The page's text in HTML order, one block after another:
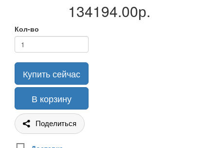
134194.00р.
Кол-во
Купить сейчас
В корзину
Поделиться